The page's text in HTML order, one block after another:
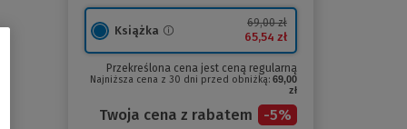
Książka
69,00 zł
65,54 zł
Przekreślona cena jest ceną regularną
Najniższa cena z 30 dni przed obniżką: 69,00
zł
Twoja cena z rabatem -5%